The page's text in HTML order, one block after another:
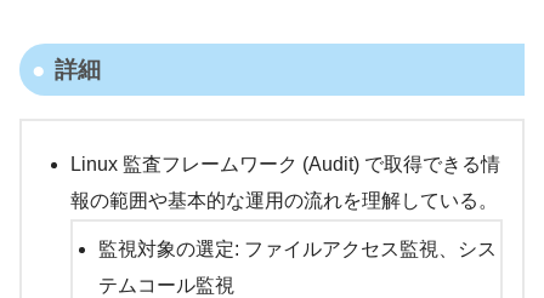
詳細
Linux 監査フレームワーク (Audit) で取得できる情
報の範囲や基本的な運用の流れを理解している。
監視対象の選定: ファイルアクセス監視、シス
テムコール監視